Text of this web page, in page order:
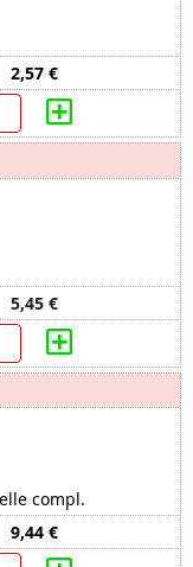
2,57 €
5,45 €
compl.
9,44 €